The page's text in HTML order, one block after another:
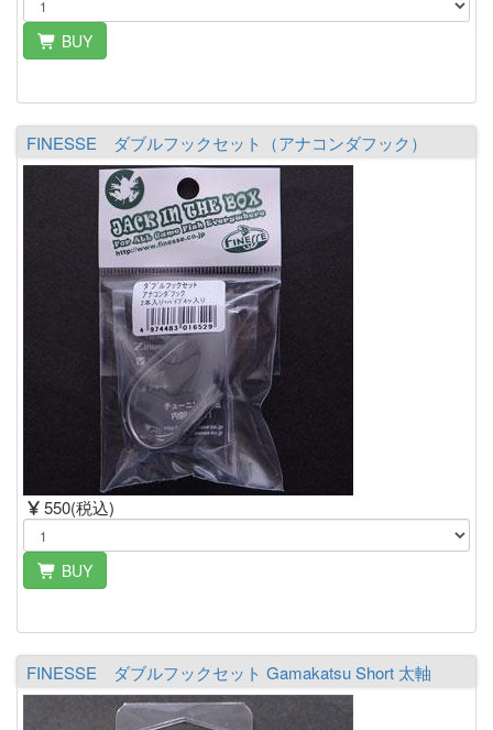
BUY
FINESSE ダブルフックセット（アナコンダフック）
550(税込)
BUY
FINESSE ダブルフックセット Gamakatsu Short 太軸